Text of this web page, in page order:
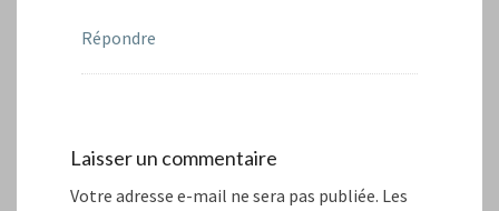
Répondre
Laisser un commentaire
Votre adresse e-mail ne sera pas publiée. Les